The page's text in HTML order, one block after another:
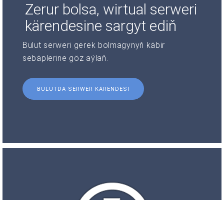
Zerur bolsa, wirtual serweri
kärendesine sargyt ediň
Bulut serweri gerek bolmagynyň käbir
sebäplerine göz aýlaň.
BULUTDA SERWER KÄRENDESI